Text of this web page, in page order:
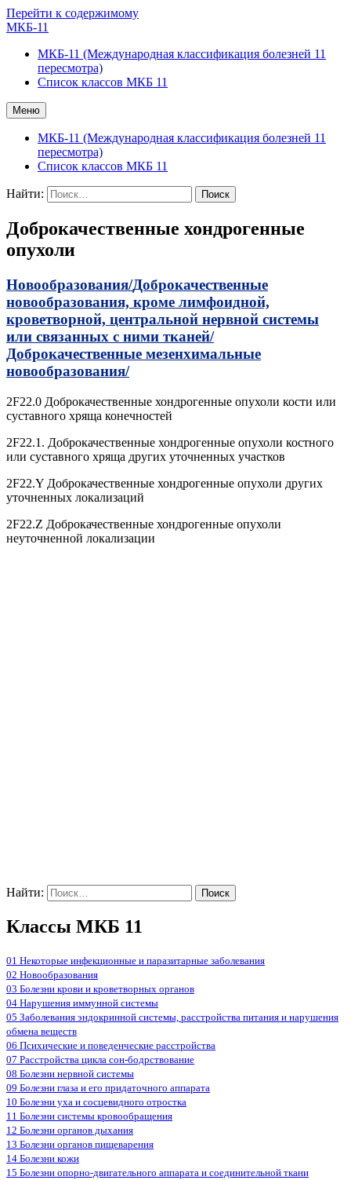
Перейти к содержимому
МКБ-11
МКБ-11 (Международная классификация болезней 11
пересмотра)
Список классов МКБ 11
Меню
МКБ-11 (Международная классификация болезней 11
пересмотра)
Список классов МКБ 11
Найти:
Доброкачественные хондрогенные
опухоли
Новообразования/Доброкачественные
новообразования, кроме лимфоидной,
кроветворной, центральной нервной системы
или связанных с ними тканей/
Доброкачественные мезенхимальные
новообразования/
2F22.0 Доброкачественные хондрогенные опухоли кости или
суставного хряща конечностей
2F22.1. Доброкачественные хондрогенные опухоли костного
или суставного хряща других уточненных участков
2F22.Y Доброкачественные хондрогенные опухоли других
уточненных локализаций
2F22.Z Доброкачественные хондрогенные опухоли
неуточненной локализации
Найти:
Классы МКБ 11
01 Некоторые инфекционные и паразитарные заболевания
02 Новообразования
03 Болезни крови и кроветворных органов
04 Нарушения иммунной системы
05 Заболевания эндокринной системы, расстройства питания и нарушения
обмена веществ
06 Психические и поведенческие расстройства
07 Расстройства цикла сон-бодрствование
08 Болезни нервной системы
09 Болезни глаза и его придаточного аппарата
10 Болезни уха и сосцевидного отростка
11 Болезни системы кровообращения
12 Болезни органов дыхания
13 Болезни органов пищеварения
14 Болезни кожи
15 Болезни опорно-двигательного аппарата и соединительной ткани